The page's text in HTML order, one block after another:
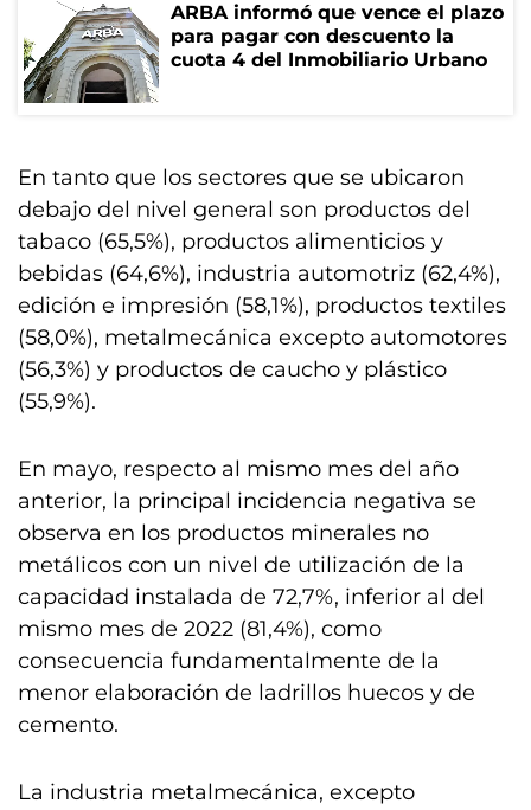
ARBA informó que vence el plazo
para pagar con descuento la
cuota 4 del Inmobiliario Urbano
En tanto que los sectores que se ubicaron
debajo del nivel general son productos del
tabaco (65,5%), productos alimenticios y
bebidas (64,6%), industria automotriz (62,4%),
edición e impresión (58,1%), productos textiles
(58,0%), metalmecánica excepto automotores
(56,3%) y productos de caucho y plástico
(55,9%).
En mayo, respecto al mismo mes del año
anterior, la principal incidencia negativa se
observa en los productos minerales no
metálicos con un nivel de utilización de la
capacidad instalada de 72,7%, inferior al del
mismo mes de 2022 (81,4%), como
consecuencia fundamentalmente de la
menor elaboración de ladrillos huecos y de
cemento.
La industria metalmecánica, excepto